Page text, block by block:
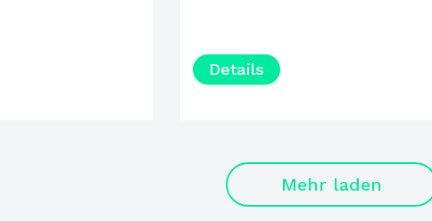
Details
Mehr laden